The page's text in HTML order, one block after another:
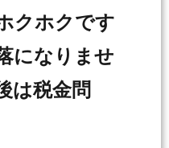
クホクです
になりませ
は税金問